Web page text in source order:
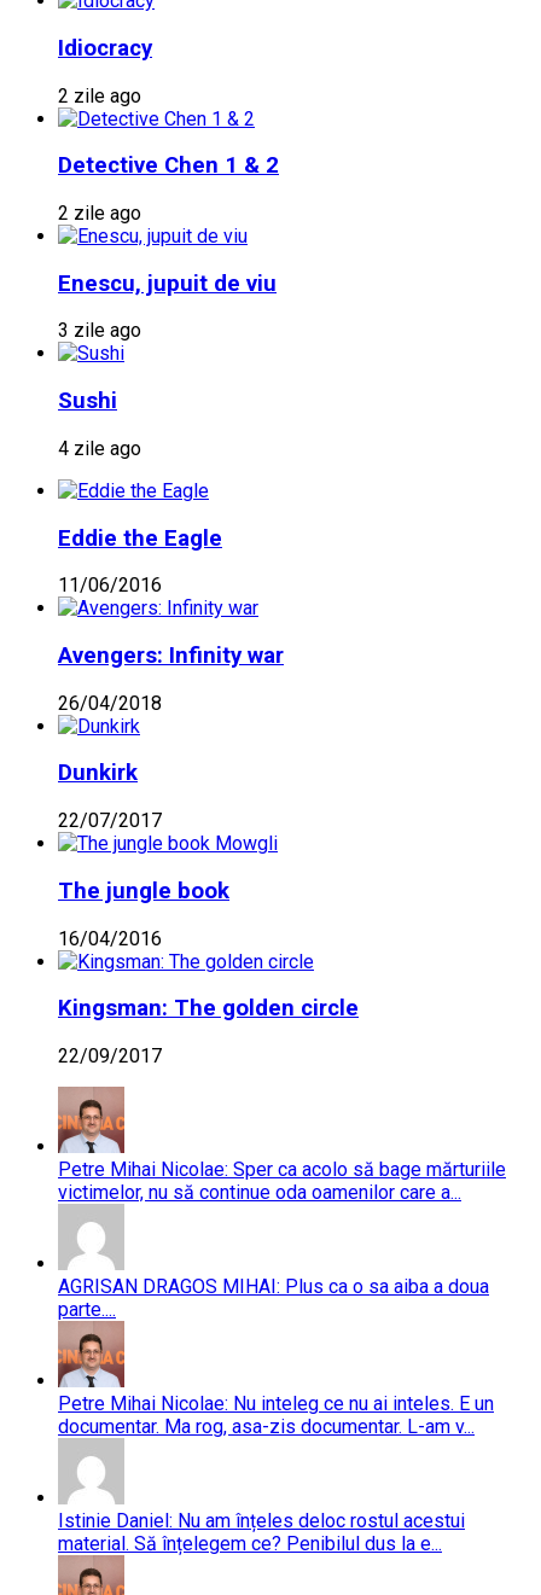
Idiocracy
2 zile ago
Detective Chen 1 & 2
2 zile ago
Enescu, jupuit de viu
3 zile ago
Sushi
4 zile ago
Eddie the Eagle
11/06/2016
Avengers: Infinity war
26/04/2018
Dunkirk
22/07/2017
The jungle book
16/04/2016
Kingsman: The golden circle
22/09/2017
Petre Mihai Nicolae: Sper ca acolo să bage mărturiile
victimelor, nu să continue oda oamenilor care a...
AGRISAN DRAGOS MIHAI: Plus ca o sa aiba a doua
parte....
Petre Mihai Nicolae: Nu inteleg ce nu ai inteles. E un
documentar. Ma rog, asa-zis documentar. L-am v...
Istinie Daniel: Nu am înțeles deloc rostul acestui
material. Să înțelegem ce? Penibilul dus la e...